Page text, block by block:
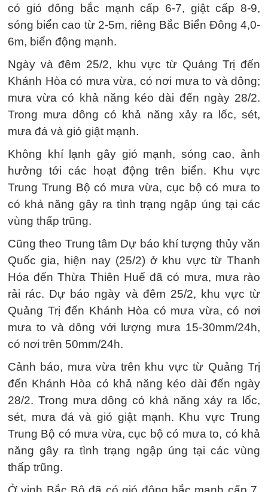
có gió đông bắc mạnh cấp 6-7, giật cấp 8-9,
sóng biển cao từ 2-5m, riêng Bắc Biển Đông 4,0-
6m, biển động mạnh.
Ngày và đêm 25/2, khu vực từ Quảng Trị đến
Khánh Hòa có mưa vừa, có nơi mưa to và dông;
mưa vừa có khả năng kéo dài đến ngày 28/2.
Trong mưa dông có khả năng xảy ra lốc, sét,
mưa đá và gió giật mạnh.
Không khí lạnh gây gió mạnh, sóng cao, ảnh
hưởng tới các hoạt động trên biển. Khu vực
Trung Trung Bộ có mưa vừa, cục bộ có mưa to
có khả năng gây ra tình trạng ngập úng tại các
vùng thấp trũng.
Cũng theo Trung tâm Dự báo khí tượng thủy văn
Quốc gia, hiện nay (25/2) ở khu vực từ Thanh
Hóa đến Thừa Thiên Huế đã có mưa, mưa rào
rải rác. Dự báo ngày và đêm 25/2, khu vực từ
Quảng Trị đến Khánh Hòa có mưa vừa, có nơi
mưa to và dông với lượng mưa 15-30mm/24h,
có nơi trên 50mm/24h.
Cảnh báo, mưa vừa trên khu vực từ Quảng Trị
đến Khánh Hòa có khả năng kéo dài đến ngày
28/2. Trong mưa dông có khả năng xảy ra lốc,
sét, mưa đá và gió giật mạnh. Khu vực Trung
Trung Bộ có mưa vừa, cục bộ có mưa to, có khả
năng gây ra tình trạng ngập úng tại các vùng
thấp trũng.